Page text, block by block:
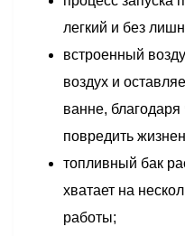
легкий и без
встроенный
воздух и
ванне,
повредить
топливный бак
хватает на
работы;